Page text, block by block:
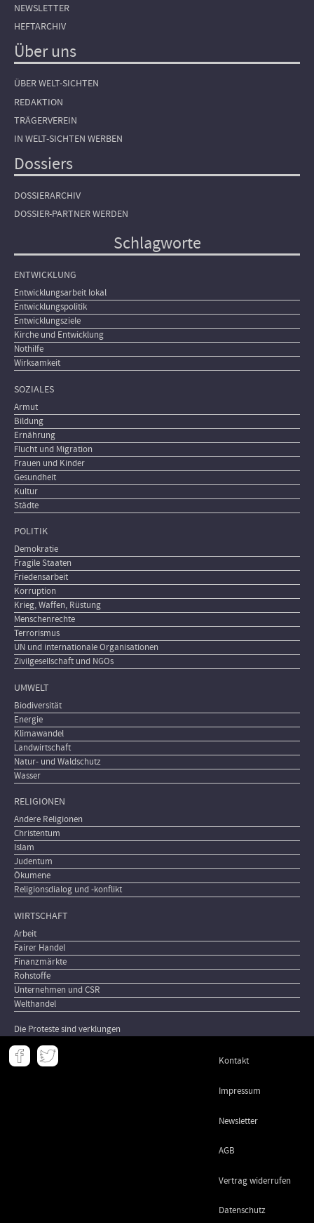
NEWSLETTER
HEFTARCHIV
Über uns
ÜBER WELT-SICHTEN
REDAKTION
TRÄGERVEREIN
IN WELT-SICHTEN WERBEN
Dossiers
DOSSIERARCHIV
DOSSIER-PARTNER WERDEN
Schlagworte
ENTWICKLUNG
Entwicklungsarbeit lokal
Entwicklungspolitik
Entwicklungsziele
Kirche und Entwicklung
Nothilfe
Wirksamkeit
SOZIALES
Armut
Bildung
Ernährung
Flucht und Migration
Frauen und Kinder
Gesundheit
Kultur
Städte
POLITIK
Demokratie
Fragile Staaten
Friedensarbeit
Korruption
Krieg, Waffen, Rüstung
Menschenrechte
Terrorismus
UN und internationale Organisationen
Zivilgesellschaft und NGOs
UMWELT
Biodiversität
Energie
Klimawandel
Landwirtschaft
Natur- und Waldschutz
Wasser
RELIGIONEN
Andere Religionen
Christentum
Islam
Judentum
Ökumene
Religionsdialog und -konflikt
WIRTSCHAFT
Arbeit
Fairer Handel
Finanzmärkte
Rohstoffe
Unternehmen und CSR
Welthandel
Die Proteste sind verklungen
Meta
- Kontakt
Impressum
Newsletter
AGB
Vertrag widerrufen
Datenschutz